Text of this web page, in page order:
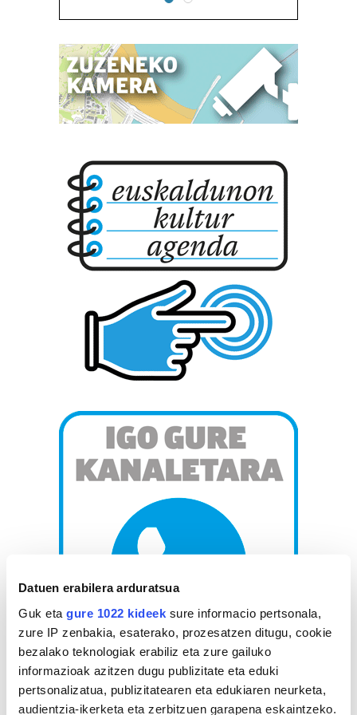
Datuen erabilera arduratsua
Guk eta gure 1022 kideek sure informacio pertsonala,
zure IP zenbakia, esaterako, prozesatzen ditugu, cookie
bezalako teknologiak erabiliz eta zure gailuko
informazioak azitzen dugu publizitate eta eduki
pertsonalizatua, publizitatearen eta edukiaren neurketa,
audientzia-ikerketa eta zerbitzuen garapena eskaintzeko.
AGENDA